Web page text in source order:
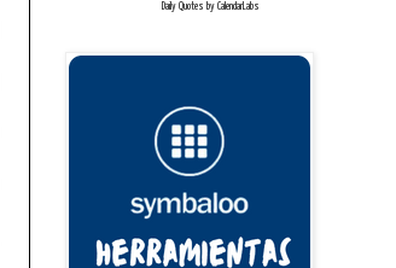
Daily Quotes by CalendarLabs